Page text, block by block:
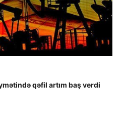
qəfil artım baş verdi